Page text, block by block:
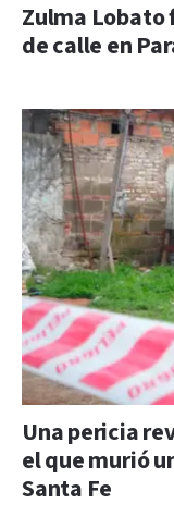
Zulma Lobato
de calle en
Una pericia
el que murió
Santa Fe